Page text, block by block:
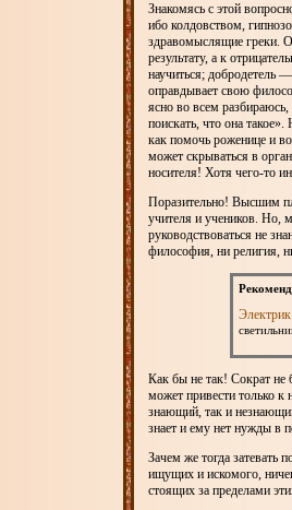
Знакомясь с этой
ибо колдовством,
здравомыслящие греки.
результату, а к
научиться; добродетель
оправдывает свою
ясно во всем
поискать, что она
как помочь роженице и
может скрываться в
носителя! Хотя чего-то
Поразительно! Высшим
учителя и учеников. Но,
руководствоваться не
философия, ни религия,
Как бы не так! Сократ не
может привести только к
знающий, так и незнающий
знает и ему нет нужды в
Зачем же тогда затевать
ищущих и искомого,
стоящих за пределами